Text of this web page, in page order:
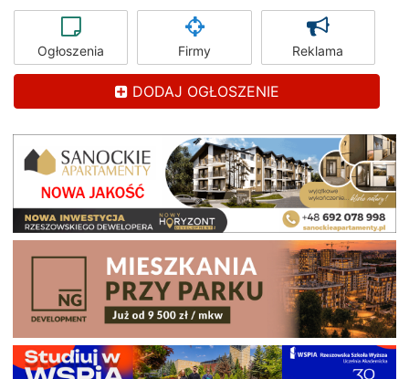
Ogłoszenia Firmy Reklama
DODAJ OGŁOSZENIE